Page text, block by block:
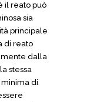
il reato può
sia
principale
di reato
dalla
stessa
minima di